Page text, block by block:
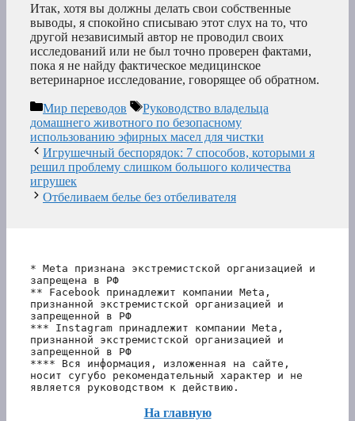
Итак, хотя вы должны делать свои собственные
выводы, я спокойно списываю этот слух на то, что
другой независимый автор не проводил своих
исследований или не был точно проверен фактами,
пока я не найду фактическое медицинское
ветеринарное исследование, говорящее об обратном.
Рубрики
Мир переводов Метки
Руководство владельца
домашнего животного по безопасному
использованию эфирных масел для чистки
Игрушечный беспорядок: 7 способов, которыми я
решил проблему слишком большого количества
игрушек
Отбеливаем белье без отбеливателя
* Meta признана экстремистской организацией и
запрещена в РФ
** Facebook принадлежит компании Meta,
признанной экстремистской организацией и
запрещенной в РФ
*** Instagram принадлежит компании Meta,
признанной экстремистской организацией и
запрещенной в РФ
**** Вся информация, изложенная на сайте,
носит сугубо рекомендательный характер и не
является руководством к действию.
На главную